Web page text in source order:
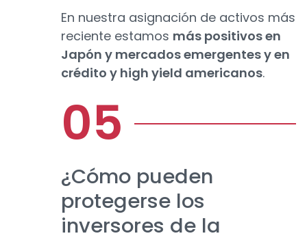
En nuestra asignación de activos más
reciente estamos más positivos en
Japón y mercados emergentes y en
crédito y high yield americanos.
¿Cómo pueden
protegerse los
inversores de la